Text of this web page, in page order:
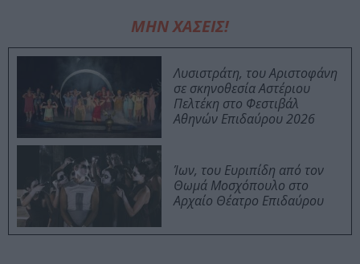
ΜΗΝ ΧΑΣΕΙΣ!
Λυσιστράτη, του Αριστοφάνη
σε σκηνοθεσία Αστέριου
Πελτέκη στο Φεστιβάλ
Αθηνών Επιδαύρου 2026
Ίων, του Ευριπίδη από τον
Θωμά Μοσχόπουλο στο
Αρχαίο Θέατρο Επιδαύρου